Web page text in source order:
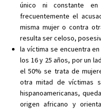
único ni constante en
frecuentemente el
misma mujer o contra
resulta ser celoso,
la víctima se encuentra
los 16 y 25 años, por un
el 50% se trata de
otra mitad de víctimas
hispanoamericanas,
origen africano y